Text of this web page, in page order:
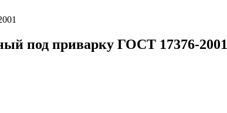
под приварку ГОСТ 17376-2001